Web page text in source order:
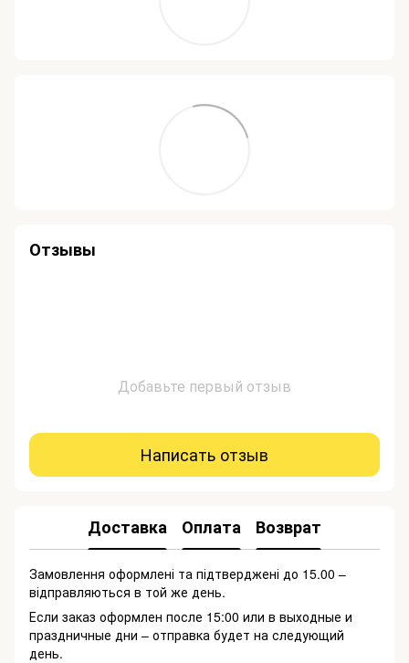
Отзывы
Добавьте первый отзыв
Написать отзыв
Доставка Оплата Возврат
Замовлення оформлені та підтверджені до 15.00 –
відправляються в той же день.
Если заказ оформлен после 15:00 или в выходные и
праздничные дни – отправка будет на следующий
день.